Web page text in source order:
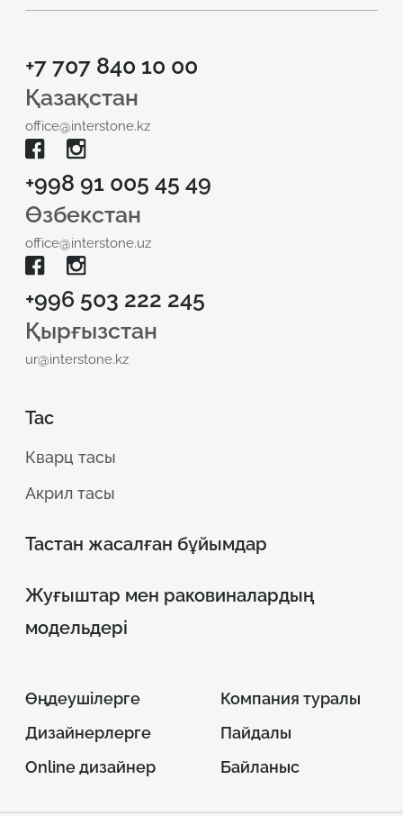
+7 707 840 10 00
Қазақстан
office@interstone.kz
+998 91 005 45 49
Өзбекстан
office@interstone.uz
+996 503 222 245
Қырғызстан
ur@interstone.kz
Тас
Кварц тасы
Акрил тасы
Тастан жасалған бұйымдар
Жуғыштар мен раковиналардың
модельдері
Өңдеушілерге
Дизайнерлерге
Online дизайнер
Компания туралы
Пайдалы
Байланыс